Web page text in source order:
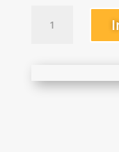
Menge